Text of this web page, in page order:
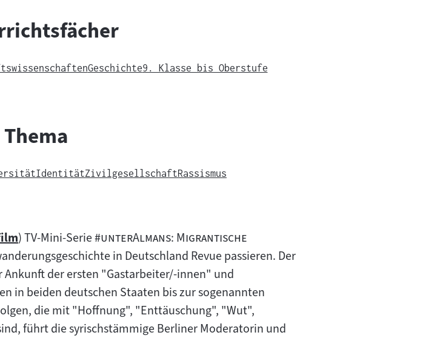
Geschichte9. Klasse bis Oberstufe
Thema
IdentitätZivilgesellschaftRassismus
) TV-Mini-Serie"
#unterAlmans: Migrantische
in Deutschland Revue passieren. Der
der ersten "Gastarbeiter/-innen" und
in beiden deutschen Staaten bis zur sogenannten
die mit "Hoffnung", "Enttäuschung", "Wut",
führt die syrischstämmige Berliner Moderatorin und